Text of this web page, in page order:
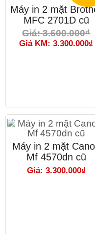
Máy in 2 mặt
MFC 2701D cũ
Giá: 3.600.000₫
Giá KM: 3.300.000₫
Máy in 2 mặt
Mf 4570dn cũ
Giá: 3.300.000₫